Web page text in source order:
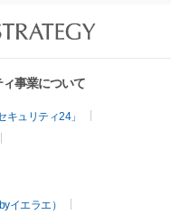
事業について
ュリティ24」
イエラエ）